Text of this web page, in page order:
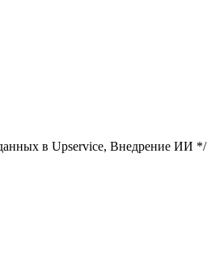
в Upservice, Внедрение ИИ */